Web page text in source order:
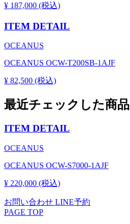
¥ 187,000 (税込)
ITEM DETAIL
OCEANUS
OCEANUS OCW-T200SB-1AJF
¥ 82,500 (税込)
最近チェックした商品
ITEM DETAIL
OCEANUS
OCEANUS OCW-S7000-1AJF
¥ 220,000 (税込)
お問い合わせ LINE予約
PAGE TOP